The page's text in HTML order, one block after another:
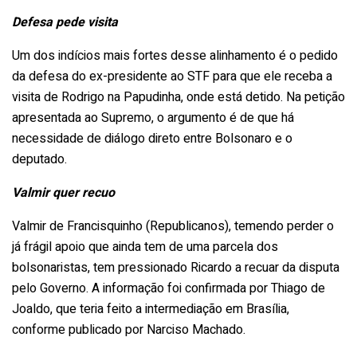
Defesa pede visita
Um dos indícios mais fortes desse alinhamento é o pedido
da defesa do ex-presidente ao STF para que ele receba a
visita de Rodrigo na Papudinha, onde está detido. Na petição
apresentada ao Supremo, o argumento é de que há
necessidade de diálogo direto entre Bolsonaro e o
deputado.
Valmir quer recuo
Valmir de Francisquinho (Republicanos), temendo perder o
já frágil apoio que ainda tem de uma parcela dos
bolsonaristas, tem pressionado Ricardo a recuar da disputa
pelo Governo. A informação foi confirmada por Thiago de
Joaldo, que teria feito a intermediação em Brasília,
conforme publicado por Narciso Machado.